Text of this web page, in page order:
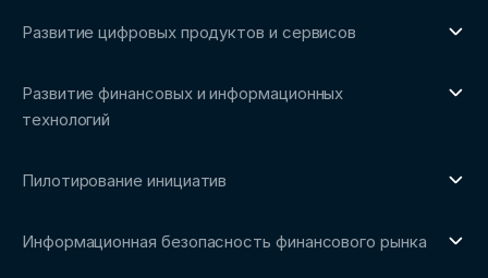
Обзоры рынка и аналитические исследования
Трендвотчинг и информационный сервис
Развитие цифровых продуктов и сервисов
Развитие финансовых и информационных
технологий
Репозиторий Ассоциации
Пилотирование инициатив
Площадка пилотного тестирования
Информационная безопасность финансового рынка